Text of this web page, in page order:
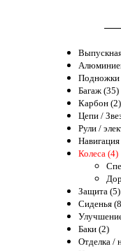
Подножки
Багаж (35)
Карбон (2)
Цепи /
Рули /
Колеса (4)
Защита (5)
Сиденья
Баки (2)
Отделка /